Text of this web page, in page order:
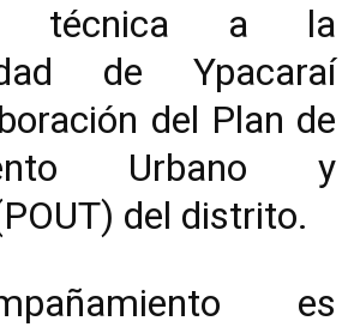
técnica a la
de Ypacaraí
del Plan de
Urbano y
del distrito.
es